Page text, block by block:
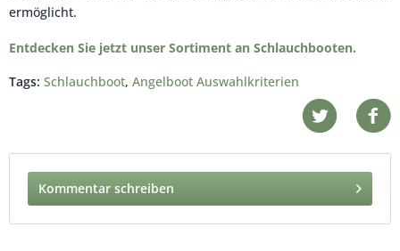
ermöglicht.
Entdecken Sie jetzt unser Sortiment an Schlauchbooten.
Tags: Schlauchboot, Angelboot Auswahlkriterien
Kommentar schreiben